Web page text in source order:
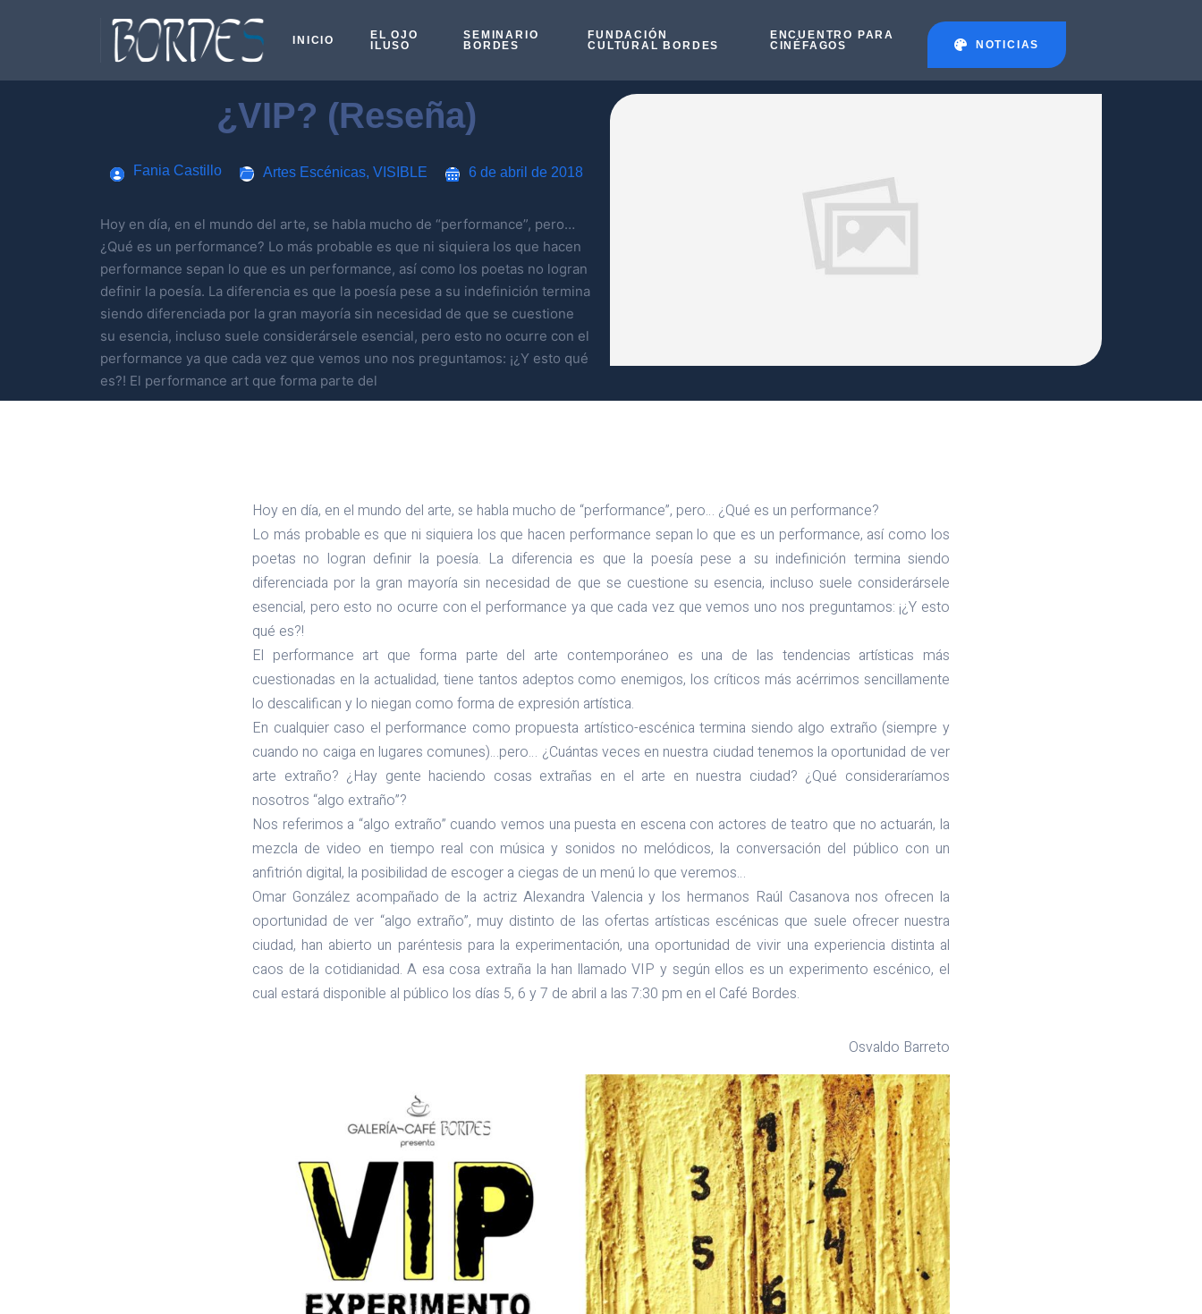
INICIO
EL OJO
ILUSO
SEMINARIO
BORDES
FUNDACIÓN
CULTURAL BORDES
ENCUENTRO PARA
CINÉFAGOS
NOTICIAS
¿VIP? (Reseña)
Fania Castillo Artes Escénicas, VISIBLE 6 de abril de 2018
Hoy en día, en el mundo del arte, se habla mucho de “performance”, pero…
¿Qué es un performance? Lo más probable es que ni siquiera los que hacen
performance sepan lo que es un performance, así como los poetas no logran
definir la poesía. La diferencia es que la poesía pese a su indefinición termina
siendo diferenciada por la gran mayoría sin necesidad de que se cuestione
su esencia, incluso suele considerársele esencial, pero esto no ocurre con el
performance ya que cada vez que vemos uno nos preguntamos: ¡¿Y esto qué
es?! El performance art que forma parte del
Hoy en día, en el mundo del arte, se habla mucho de “performance”, pero… ¿Qué es un performance?
Lo más probable es que ni siquiera los que hacen performance sepan lo que es un performance, así como los
poetas no logran definir la poesía. La diferencia es que la poesía pese a su indefinición termina siendo
diferenciada por la gran mayoría sin necesidad de que se cuestione su esencia, incluso suele considerársele
esencial, pero esto no ocurre con el performance ya que cada vez que vemos uno nos preguntamos: ¡¿Y esto
qué es?!
El performance art que forma parte del arte contemporáneo es una de las tendencias artísticas más
cuestionadas en la actualidad, tiene tantos adeptos como enemigos, los críticos más acérrimos sencillamente
lo descalifican y lo niegan como forma de expresión artística.
En cualquier caso el performance como propuesta artístico-escénica termina siendo algo extraño (siempre y
cuando no caiga en lugares comunes)…pero… ¿Cuántas veces en nuestra ciudad tenemos la oportunidad de ver
arte extraño? ¿Hay gente haciendo cosas extrañas en el arte en nuestra ciudad? ¿Qué consideraríamos
nosotros “algo extraño”?
Nos referimos a “algo extraño” cuando vemos una puesta en escena con actores de teatro que no actuarán, la
mezcla de video en tiempo real con música y sonidos no melódicos, la conversación del público con un
anfitrión digital, la posibilidad de escoger a ciegas de un menú lo que veremos…
Omar González acompañado de la actriz Alexandra Valencia y los hermanos Raúl Casanova nos ofrecen la
oportunidad de ver “algo extraño”, muy distinto de las ofertas artísticas escénicas que suele ofrecer nuestra
ciudad, han abierto un paréntesis para la experimentación, una oportunidad de vivir una experiencia distinta al
caos de la cotidianidad. A esa cosa extraña la han llamado VIP y según ellos es un experimento escénico, el
cual estará disponible al público los días 5, 6 y 7 de abril a las 7:30 pm en el Café Bordes.
Osvaldo Barreto